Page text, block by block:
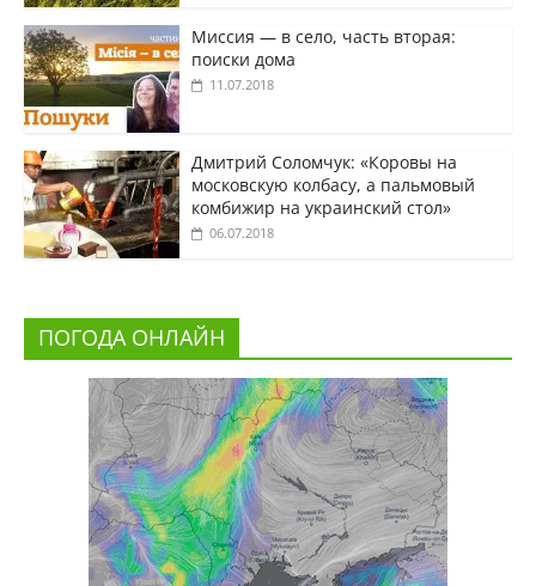
Миссия — в село, часть вторая:
поиски дома
11.07.2018
Дмитрий Соломчук: «Коровы на
московскую колбасу, а пальмовый
комбижир на украинский стол»
06.07.2018
ПОГОДА ОНЛАЙН